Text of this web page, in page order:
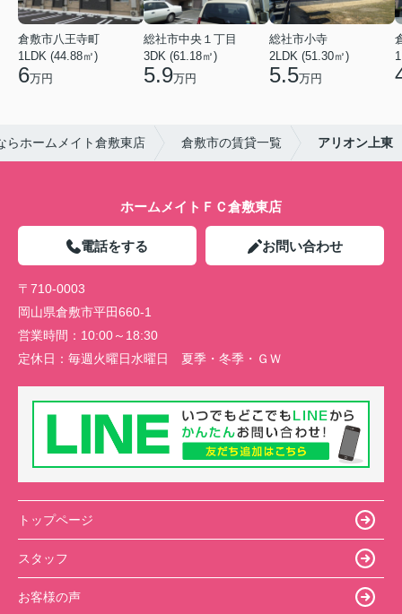
倉敷市八王寺町
1LDK (44.88㎡)
6万円
総社市中央１丁目
3DK (61.18㎡)
5.9万円
総社市小寺
2LDK (51.30㎡)
5.5万円
らホームメイト倉敷東店 倉敷市の賃貸一覧 アリオン上東
ホームメイトＦＣ倉敷東店
電話をする お問い合わせ
〒710-0003
岡山県倉敷市平田660-1
営業時間： 10:00～18:30
定休日： 毎週火曜日水曜日 夏季・冬季・ＧＷ
トップページ
スタッフ
お客様の声